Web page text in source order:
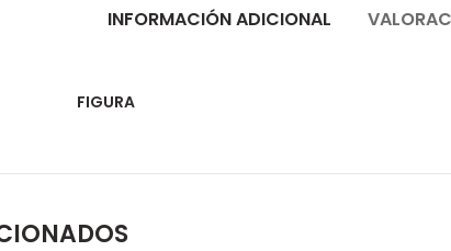
INFORMACIÓN ADICIONAL
FIGURA